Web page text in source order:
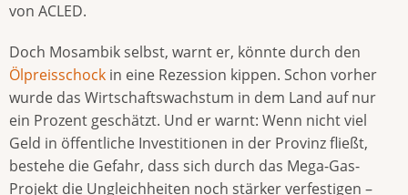
von ACLED.
Doch Mosambik selbst, warnt er, könnte durch den
Ölpreisschock in eine Rezession kippen. Schon vorher
wurde das Wirtschaftswachstum in dem Land auf nur
ein Prozent geschätzt. Und er warnt: Wenn nicht viel
Geld in öffentliche Investitionen in der Provinz fließt,
bestehe die Gefahr, dass sich durch das Mega-Gas-
Projekt die Ungleichheiten noch stärker verfestigen –